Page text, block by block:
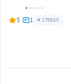
5 # 178925